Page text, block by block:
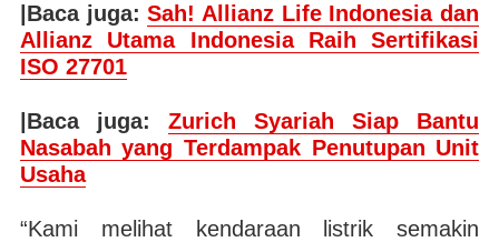
|Baca juga:Sah! Allianz Life Indonesia dan
Allianz Utama Indonesia Raih Sertifikasi
ISO 27701
|Baca juga: Zurich Syariah Siap Bantu
Nasabah yang Terdampak Penutupan Unit
Usaha
“Kami melihat kendaraan listrik semakin